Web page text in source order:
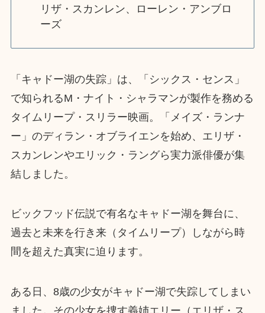
リザ・スカンレン、ローレン・アンブロ
ーズ
「キャドー湖の失踪」は、「シックス・センス」
で知られるM・ナイト・シャラマンが製作を務める
タイムリープ・スリラー映画。「メイズ・ランナ
ー」のディラン・オブライエンを始め、エリザ・
スカンレンやエリック・ラングら実力派俳優が集
結しました。
ビックフッド伝説で有名なキャドー湖を舞台に、
過去と未来を行き来（タイムリープ）しながら時
間を超えた真実に迫ります。
ある日、8歳の少女がキャドー湖で失踪してしまい